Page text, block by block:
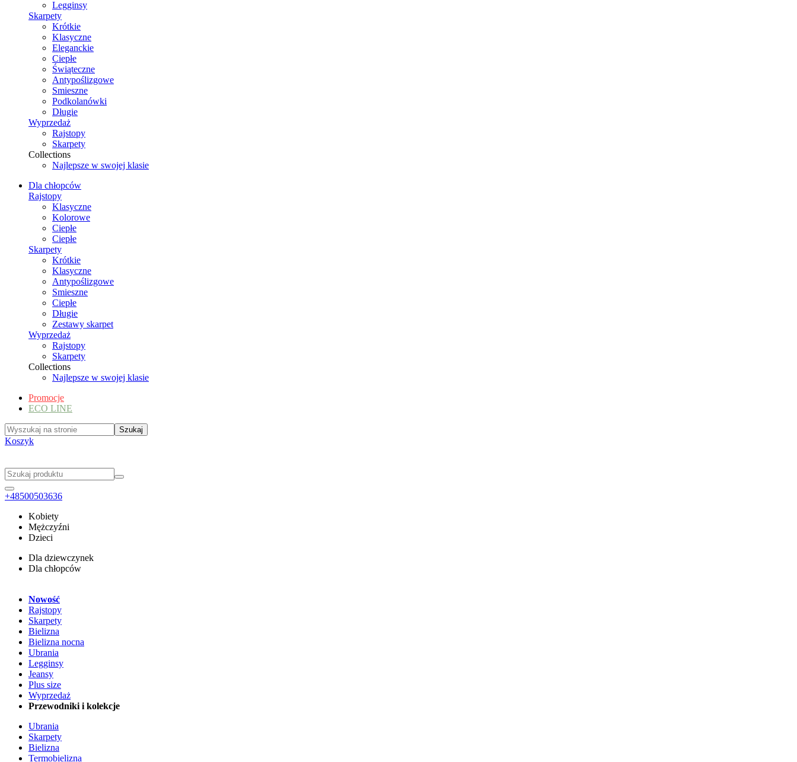
Legginsy
Skarpety
Krótkie
Klasyczne
Eleganckie
Ciepłe
Świąteczne
Antypoślizgowe
Smieszne
Podkolanówki
Długie
Wyprzedaż
Rajstopy
Skarpety
Collections
Najlepsze w swojej klasie
Dla chłopców
Rajstopy
Klasyczne
Kolorowe
Ciepłe
Ciepłe
Skarpety
Krótkie
Klasyczne
Antypoślizgowe
Smieszne
Ciepłe
Długie
Zestawy skarpet
Wyprzedaż
Rajstopy
Skarpety
Collections
Najlepsze w swojej klasie
Promocje
ECO LINE
Koszyk
+48500503636
Kobiety
Mężczyźni
Dzieci
Dla dziewczynek
Dla chłopców
Nowość
Rajstopy
Skarpety
Bielizna
Bielizna nocna
Ubrania
Legginsy
Jeansy
Plus size
Wyprzedaż
Przewodniki i kolekcje
Ubrania
Skarpety
Bielizna
Termobielizna